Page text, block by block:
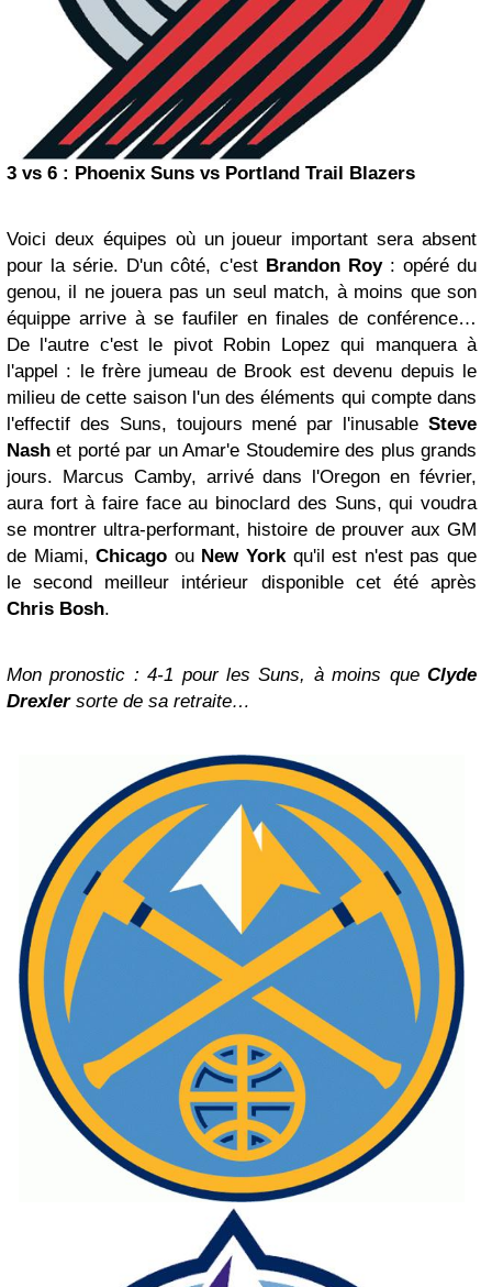
3 vs 6 : Phoenix Suns vs Portland Trail Blazers
Voici deux équipes où un joueur important sera absent
pour la série. D'un côté, c'est Brandon Roy: opéré du
genou, il ne jouera pas un seul match, à moins que son
équippe arrive à se faufiler en finales de conférence…
De l'autre c'est le pivot Robin Lopez qui manquera à
l'appel : le frère jumeau de Brook est devenu depuis le
milieu de cette saison l'un des éléments qui compte dans
l'effectif des Suns, toujours mené par l'inusable Steve
Nash et porté par un Amar'e Stoudemire des plus grands
jours. Marcus Camby, arrivé dans l'Oregon en février,
aura fort à faire face au binoclard des Suns, qui voudra
se montrer ultra-performant, histoire de prouver aux GM
de Miami,Chicago ou New Yorkqu'il est n'est pas que
le second meilleur intérieur disponible cet été après
Chris Bosh.
Mon pronostic : 4-1 pour les Suns, à moins que Clyde
Drexlersorte de sa retraite…